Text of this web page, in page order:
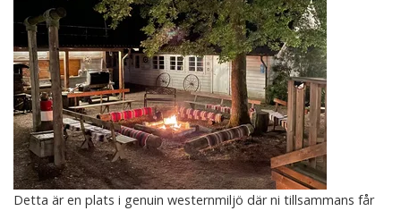
Detta är en plats i genuin westernmiljö där ni tillsammans får